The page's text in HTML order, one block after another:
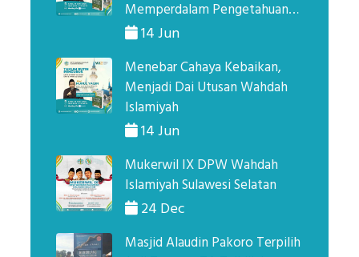
Memperdalam Pengetahuan
Agama Lewat Sirah Nabi
14 Jun
Menebar Cahaya Kebaikan,
Menjadi Dai Utusan Wahdah
Islamiyah
14 Jun
Mukerwil IX DPW Wahdah
Islamiyah Sulawesi Selatan
24 Dec
Masjid Alaudin Pakoro Terpilih